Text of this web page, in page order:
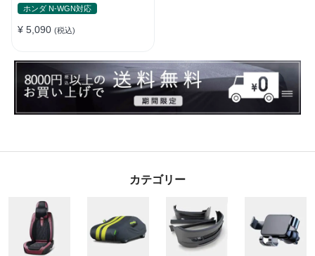
車載テーブル スマホ置き 調
単 滑り止め 小物置き 多機能
ホンダ N-WGN対応
¥ 5,090 (税込)
カテゴリー